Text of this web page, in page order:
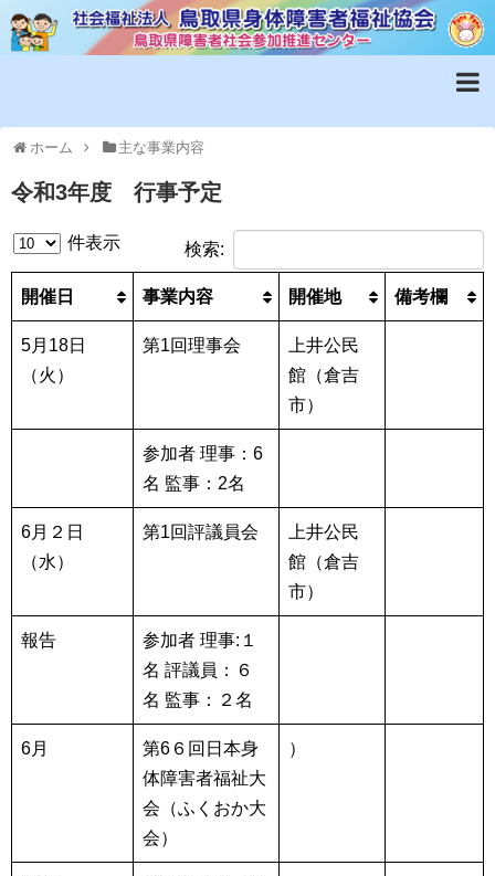
ホーム 主な事業内容
令和3年度 行事予定
件表示 検索:
開催日 事業内容 開催地 備考欄
5月18日
（火）
第1回理事会
上井公民
館（倉吉
市）
参加者 理事：6
名 監事：2名
6月２日
（水）
第1回評議員会
上井公民
館（倉吉
市）
報告 参加者 理事:１
名 評議員：６
名 監事：２名
6月
第6６回日本身
体障害者福祉大
会（ふくおか大
会）
）